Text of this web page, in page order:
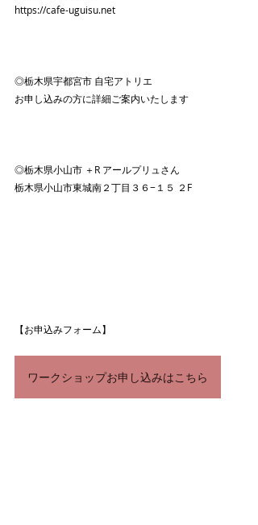
https://cafe-uguisu.net
◎栃木県宇都宮市 自宅アトリエ
お申し込みの方に詳細ご案内いたします
◎栃木県小山市 ＋R アールプリュさん
栃木県小山市東城南２丁目３６−１５ ２F
【お申込みフォーム】
ワークショップお申し込みはこちら